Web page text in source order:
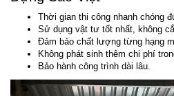
Thời gian thi công nhanh chóng
Sử dụng vật tư tốt nhất, không
Đảm bảo chất lượng từng hạng
Không phát sinh thêm chi phí
Bảo hành công trình dài lâu.